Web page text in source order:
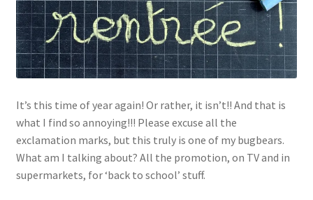
Links
My Account
Privacy Policy
Privacy Tools
Private Tuition
It’s this time of year again! Or rather, it isn’t!! And that is
what I find so annoying!!! Please excuse all the
exclamation marks, but this truly is one of my bugbears.
What am I talking about? All the promotion, on TV and in
supermarkets, for ‘back to school’ stuff.